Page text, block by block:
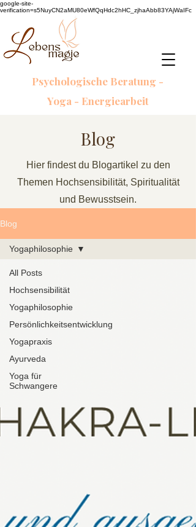
google-site-
verification=s5NuyCN2aMU80eWfQqHdc2hHC_zjhaAbb83YAjWaIFc
Psychologische Beratung -
Yoga - Energiearbeit
Blog
Hier findest du Blogartikel zu den
Themen Hochsensibilität, Spiritualität
und Bewusstsein.
Blog
All Posts
Hochsensibilität
Yogaphilosophie
Persönlichkeitsentwicklung
Yogapraxis
Ayurveda
Yoga für
Schwangere
Yogaphilosophie